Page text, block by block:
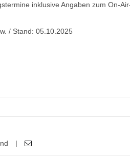
inklusive Angaben zum On-
/ Stand: 05.10.2025
|